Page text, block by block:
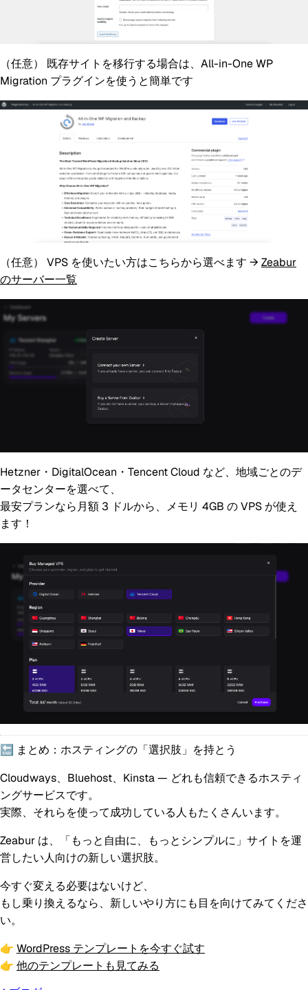
（任意）
既存サイトを移行する場合は、All-in-One WP
Migration プラグインを使うと簡単です
（任意） VPS を使いたい方はこちらから選べます → Zeabur
のサーバー一覧
Hetzner・DigitalOcean・Tencent Cloud など、地域ごとのデ
ータセンターを選べて、
最安プランなら月額 3 ドルから、メモリ 4GB の VPS が使え
ます！
🔚 まとめ：ホスティングの「選択肢」を持とう
Cloudways、Bluehost、Kinsta — どれも信頼できるホスティ
ングサービスです。
実際、それらを使って成功している人もたくさんいます。
Zeabur は、「もっと自由に、もっとシンプルに」サイトを運
営したい人向けの新しい選択肢。
今すぐ変える必要はないけど、
もし乗り換えるなら、新しいやり方にも目を向けてみてくださ
い。
👉 WordPress テンプレートを今すぐ試す
👉 他のテンプレートも見てみる